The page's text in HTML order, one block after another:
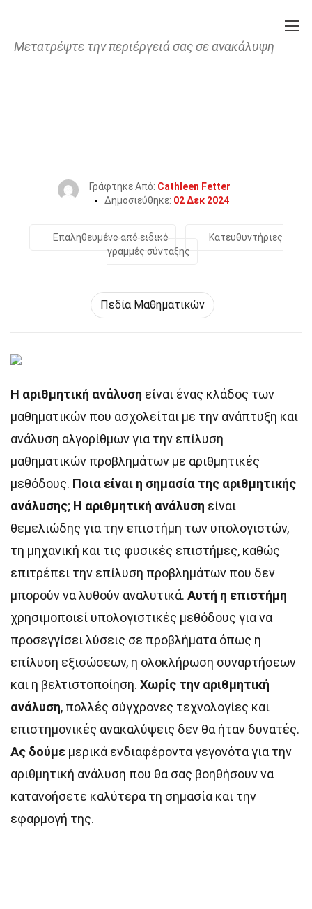
Μετατρέψτε την περιέργειά σας σε ανακάλυψη
Γράφτηκε Από: Cathleen Fetter
Δημοσιεύθηκε: 02 Δεκ 2024
Επαληθευμένο από ειδικό
Κατευθυντήριες
γραμμές σύνταξης
Πεδία Μαθηματικών
Η αριθμητική ανάλυση είναι ένας κλάδος των
μαθηματικών που ασχολείται με την ανάπτυξη και
ανάλυση αλγορίθμων για την επίλυση
μαθηματικών προβλημάτων με αριθμητικές
μεθόδους. Ποια είναι η σημασία της αριθμητικής
ανάλυσης; Η αριθμητική ανάλυση είναι
θεμελιώδης για την επιστήμη των υπολογιστών,
τη μηχανική και τις φυσικές επιστήμες, καθώς
επιτρέπει την επίλυση προβλημάτων που δεν
μπορούν να λυθούν αναλυτικά. Αυτή η επιστήμη
χρησιμοποιεί υπολογιστικές μεθόδους για να
προσεγγίσει λύσεις σε προβλήματα όπως η
επίλυση εξισώσεων, η ολοκλήρωση συναρτήσεων
και η βελτιστοποίηση. Χωρίς την αριθμητική
ανάλυση, πολλές σύγχρονες τεχνολογίες και
επιστημονικές ανακαλύψεις δεν θα ήταν δυνατές.
Ας δούμε μερικά ενδιαφέροντα γεγονότα για την
αριθμητική ανάλυση που θα σας βοηθήσουν να
κατανοήσετε καλύτερα τη σημασία και την
εφαρμογή της.